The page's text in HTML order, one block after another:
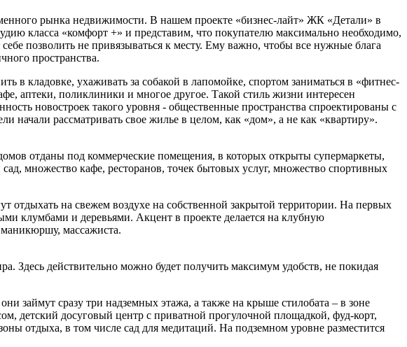
рынка недвижимости. В нашем проекте «бизнес-лайт» ЖК «Детали» в
класса «комфорт +» и представим, что покупателю максимально необходимо,
позволить не привязываться к месту. Ему важно, чтобы все нужные блага
пространства.
в кладовке, ухаживать за собакой в лапомойке, спортом заниматься в «фитнес-
аптеки, поликлиники и многое другое. Такой стиль жизни интересен
новостроек такого уровня - общественные пространства спроектированы с
начали рассматривать свое жилье в целом, как «дом», а не как «квартиру».
отданы под коммерческие помещения, в которых открыты супермаркеты,
множество кафе, ресторанов, точек бытовых услуг, множество спортивных
на свежем воздухе на собственной закрытой территории. На первых
клумбами и деревьями. Акцент в проекте делается на клубную
массажиста.
действительно можно будет получить максимум удобств, не покидая
займут сразу три надземных этажа, а также на крыше стилобата – в зоне
досуговый центр с приватной прогулочной площадкой, фуд-корт,
отдыха, в том числе сад для медитаций. На подземном уровне разместится